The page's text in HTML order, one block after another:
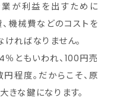
業が利益を出すために
機械費などのコストを
ればなりません。
ともいわれ、100円売
程度。だからこそ、原
きな鍵になります。